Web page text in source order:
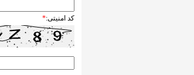
کد امنیتی:*